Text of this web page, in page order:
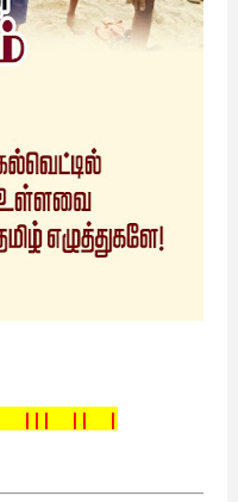
||| || |